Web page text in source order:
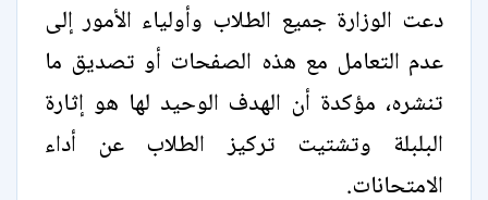
دعت الوزارة جميع الطلاب وأولياء الأمور إلى
عدم التعامل مع هذه الصفحات أو تصديق ما
تنشره، مؤكدة أن الهدف الوحيد لها هو إثارة
البلبلة وتشتيت تركيز الطلاب عن أداء
الامتحانات.